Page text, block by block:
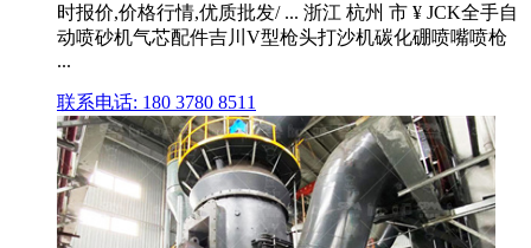
时报价,价格行情,优质批发/ ... 浙江 杭州 市 ¥ JCK全手自
动喷砂机气芯配件吉川V型枪头打沙机碳化硼喷嘴喷枪
...
联系电话: 180 3780 8511